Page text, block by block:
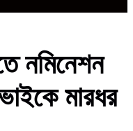
নমিনেশন
মারধর